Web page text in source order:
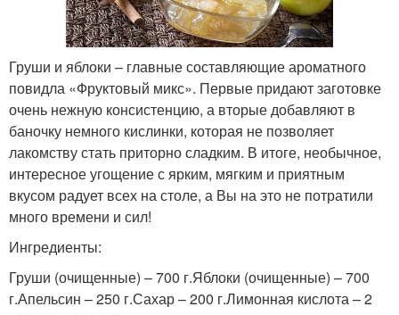
Груши и яблоки – главные составляющие ароматного
повидла «Фруктовый микс». Первые придают заготовке
очень нежную консистенцию, а вторые добавляют в
баночку немного кислинки, которая не позволяет
лакомству стать приторно сладким. В итоге, необычное,
интересное угощение с ярким, мягким и приятным
вкусом радует всех на столе, а Вы на это не потратили
много времени и сил!
Ингредиенты:
Груши (очищенные) – 700 г.Яблоки (очищенные) – 700
г.Апельсин – 250 г.Сахар – 200 г.Лимонная кислота – 2